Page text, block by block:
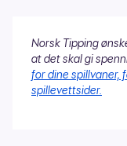
Norsk Tipping
at det skal gi
for dine spillvaner,
spillevettsider.